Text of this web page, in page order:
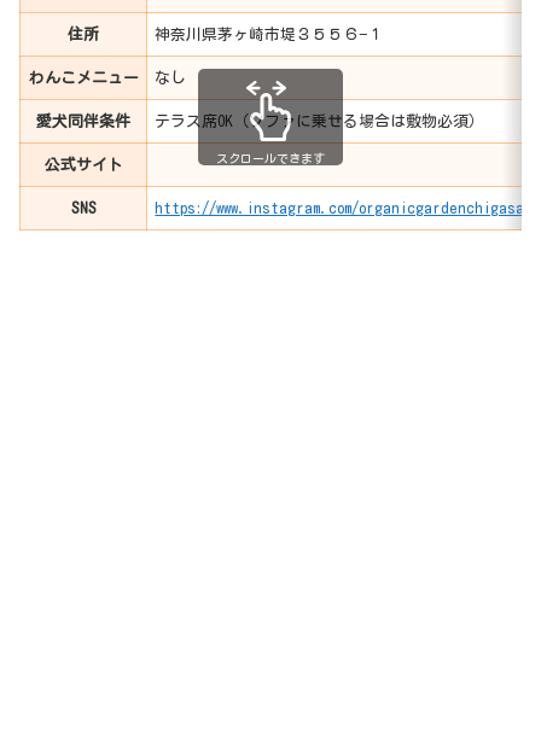
住所 神奈川県茅ヶ崎市堤３５５６−１
わんこメニュー なし
愛犬同伴条件 テラス席OK（ソファに乗せる場合は敷物必須）
公式サイト
SNS https://www.instagram.com/
スクロールできます